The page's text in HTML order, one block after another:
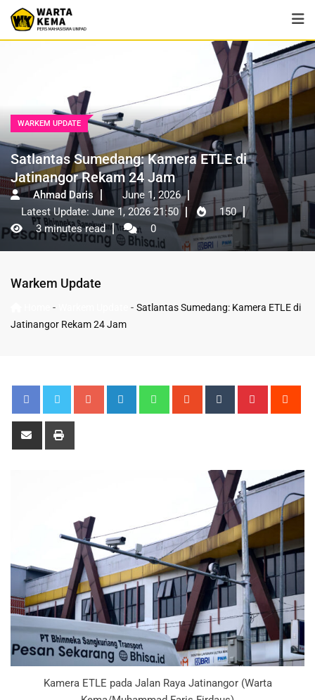
WARKEM UPDATE
Satlantas Sumedang: Kamera ETLE di
Jatinangor Rekam 24 Jam
Ahmad Daris
June 1, 2026
Latest Update: June 1, 2026 21:50
150
3 minutes read
0
Warkem Update
- - Satlantas Sumedang: Kamera ETLE di
Jatinangor Rekam 24 Jam
Kamera ETLE pada Jalan Raya Jatinangor (Warta